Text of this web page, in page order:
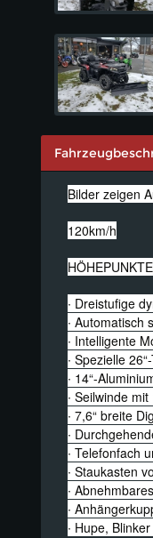
Bilder zeigen
120km/h
HÖHEPUNKTE
∙ Dreistufige
∙ Automatisch
∙ Intelligente
∙ Spezielle
∙ 14“-
∙ Seilwinde
∙ 7,6“ breite
∙
∙ Telefonfach
∙ Staukasten
∙
∙
∙ Hupe,